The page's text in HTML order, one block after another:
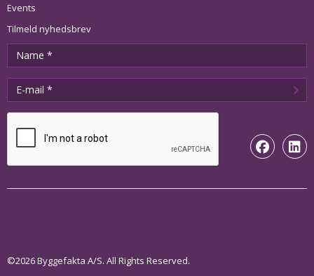
Events
Tilmeld nyhedsbrev
©2026 Byggefakta A/S. All Rights Reserved.